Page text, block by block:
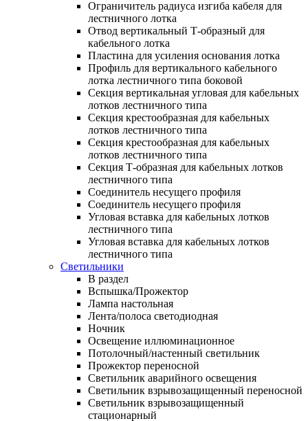
Ограничитель радиуса изгиба кабеля для
лестничного лотка
Отвод вертикальный Т-образный для
кабельного лотка
Пластина для усиления основания лотка
Профиль для вертикального кабельного
лотка лестничного типа боковой
Секция вертикальная угловая для кабельных
лотков лестничного типа
Секция крестообразная для кабельных
лотков лестничного типа
Секция крестообразная для кабельных
лотков лестничного типа
Секция Т-образная для кабельных лотков
лестничного типа
Соединитель несущего профиля
Соединитель несущего профиля
Угловая вставка для кабельных лотков
лестничного типа
Угловая вставка для кабельных лотков
лестничного типа
Светильники
В раздел
Вспышка/Прожектор
Лампа настольная
Лента/полоса светодиодная
Ночник
Освещение иллюминационное
Потолочный/настенный светильник
Прожектор переносной
Светильник аварийного освещения
Светильник взрывозащищенный переносной
Светильник взрывозащищенный
стационарный